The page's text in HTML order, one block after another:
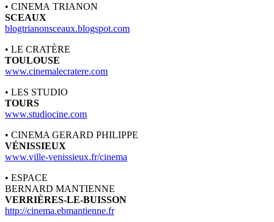
• CINEMA TRIANON
SCEAUX
blogtrianonsceaux.blogspot.com
• LE CRATÈRE
TOULOUSE
www.cinemalecratere.com
• LES STUDIO
TOURS
www.studiocine.com
• CINEMA GERARD PHILIPPE
VÉNISSIEUX
www.ville-venissieux.fr/cinema
• ESPACE
BERNARD MANTIENNE
VERRIÈRES-LE-BUISSON
http://cinema.ebmantienne.fr